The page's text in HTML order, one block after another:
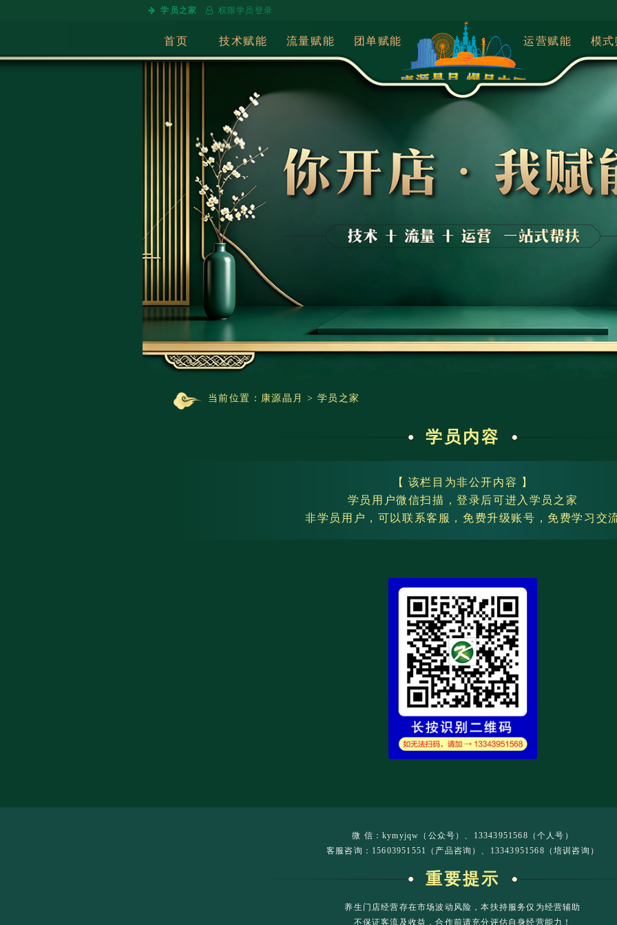
学员之家 权限学员登录
首页 技术赋能 流量赋能 团单赋能 运营赋能 模
当前位置： 康源晶月 > 学员之家
学员内容
【 该栏目为非公开内容 】
学员用户微信扫描，登录后可进入学员之家
非学员用户，可以联系客服，免费升级账号，免费学习交
微 信：kymyjqw（公众号）、13343951568（个人号）
客服咨询：15603951551（产品咨询）、13343951568（培训咨询）
重要提示
养生门店经营存在市场波动风险，本扶持服务仅为经营辅助
不保证客流及收益，合作前请充分评估自身经营能力！